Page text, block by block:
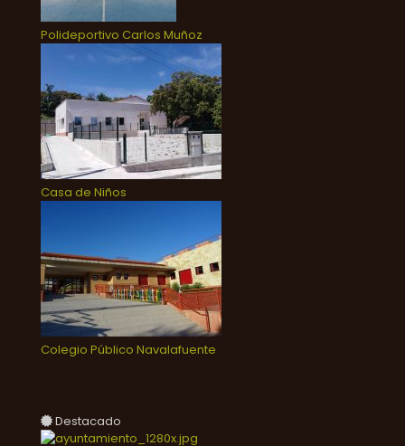
Polideportivo Carlos Muñoz
Casa de Niños
Colegio Público Navalafuente
Destacado